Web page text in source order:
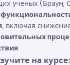
ученых (Браун,
, включая
на курсе: